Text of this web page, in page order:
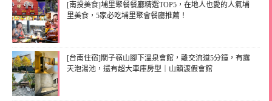
[南投美食]埔里聚餐餐廳精選TOP5，在地人也愛的人氣埔
里美食，5家必吃埔里聚會餐廳推薦！
[台南住宿]關子嶺山腳下溫泉會館，離交流道5分鐘，有露
天泡湯池，還有超大車庫房型｜山籟渡假會館